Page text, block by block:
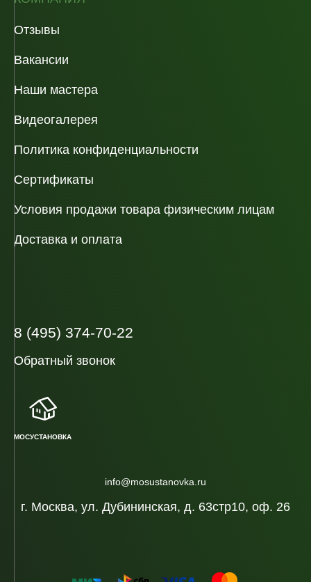
Отзывы
Вакансии
Наши мастера
Видеогалерея
Политика конфиденциальности
Сертификаты
Условия продажи товара физическим лицам
Доставка и оплата
г. Москва, ул. Дубининская, д. 63стр10, оф. 26
info@mosustanovka.ru
8 (495) 374-70-22
Обратный звонок
МОСУСТАНОВКА